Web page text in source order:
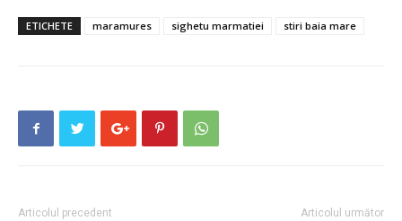
ETICHETE maramures sighetu marmatiei stiri baia mare
Articolul precedent Articolul următor